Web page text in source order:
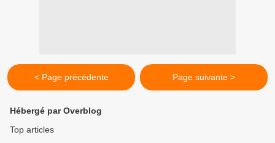
< Page précédente Page suivante >
Hébergé par Overblog
Top articles